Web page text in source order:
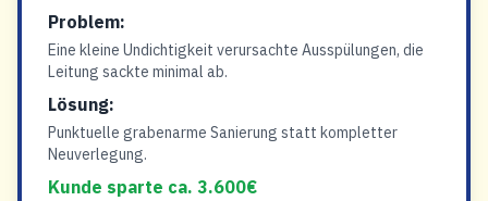
Problem:
Eine kleine Undichtigkeit verursachte Ausspülungen, die
Leitung sackte minimal ab.
Lösung:
Punktuelle grabenarme Sanierung statt kompletter
Neuverlegung.
Kunde sparte ca. 3.600€